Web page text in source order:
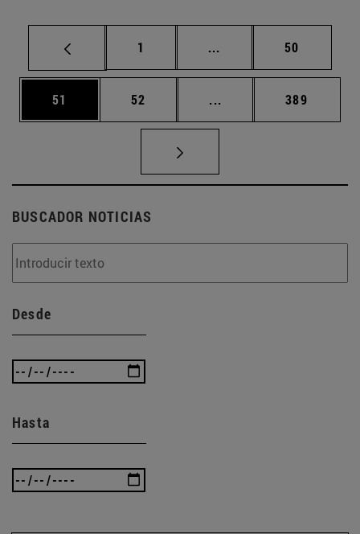
Página
1 ... Páginas intermedias
Página
50
Página
51 Página
52 ... Páginas intermedias
Página
389
BUSCADOR NOTICIAS
Desde
Hasta